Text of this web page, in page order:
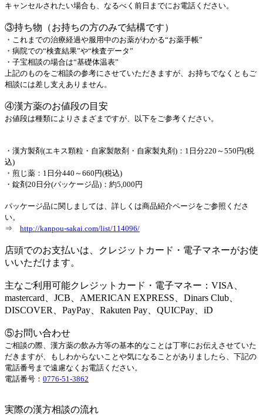
キャンセルされたい場合も、なるべく前日までにお電話ください。
③持ち物（お持ちの方のみで結構です）
・これまでの治療経過や服用中のお薬がわかる“お薬手帳”
・病院での“検査結果”や“検査データ”
・子宝相談の場合は“基礎体温表”
上記のものをご相談の参考にさせていただきますが、お持ちでなくともご
相談には差し支えありません。
④漢方薬のお値段の目安
お値段は種類によりさまざまですが、以下をご参考ください。
・漢方製剤(エキス顆粒 ・自家製散剤・自家製丸剤) ：1日分220～550円(税
込)
・煎じ薬：1日分440～660円(税込)
・錠剤20日分(パッケージ品)：約5,000円
パッケージ品に関しましては、詳しくは商品紹介ページをご参照くださ
い。
⇒ http://kanpou-sakai.com/list/114096/
店頭でのお支払いは、クレジットカード・電子マネーがお使
いいただけます。
主なご利用可能クレジットカード・電子マネー：VISA、
mastercard、JCB、AMERICAN EXPRESS、Dinars Club、
DISCOVER、PayPay、Rakuten Pay、QUICPay、iD
⑤お問い合わせ
ご相談の際、漢方薬の飲み方等の基本的なことは丁寧にお伝えさせていた
だきますが、もしわからないことや気になることがありましたら、下記の
電話番号まで遠慮なくお電話ください。
電話番号： 0776-51-3862
実際の漢方相談の流れ